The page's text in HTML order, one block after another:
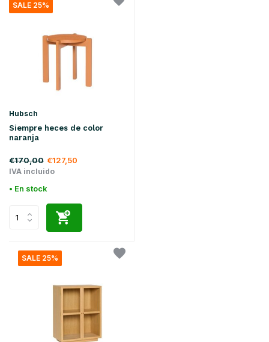
SALE 25%
Hubsch
Siempre heces de color
naranja
€170,00 €127,50
IVA incluido
• En stock
SALE 25%